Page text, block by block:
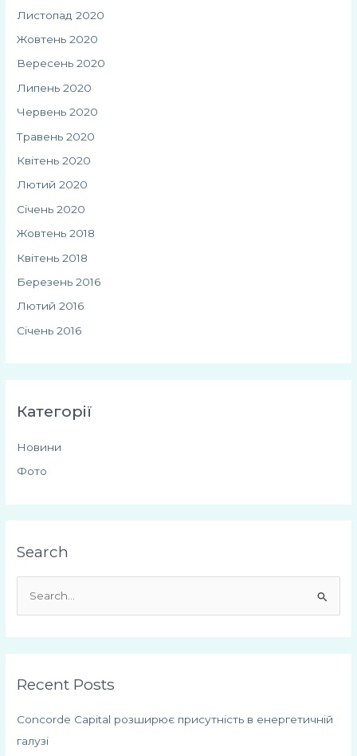
Листопад 2020
Жовтень 2020
Вересень 2020
Липень 2020
Червень 2020
Травень 2020
Квітень 2020
Лютий 2020
Січень 2020
Жовтень 2018
Квітень 2018
Березень 2016
Лютий 2016
Січень 2016
Категорії
Новини
Фото
Search
т
Recent Posts
Concorde Capital розширює присутність в енергетичній
галузі